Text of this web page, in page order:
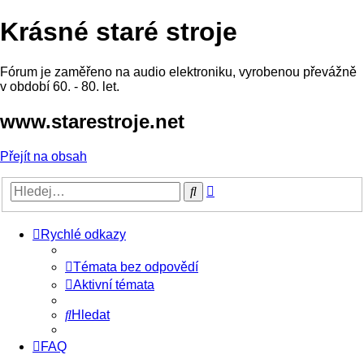
Krásné staré stroje
Fórum je zaměřeno na audio elektroniku, vyrobenou převážně
v období 60. - 80. let.
www.starestroje.net
Přejít na obsah
Hledat
Rychlé odkazy
Témata bez odpovědí
Aktivní témata
Hledat
FAQ